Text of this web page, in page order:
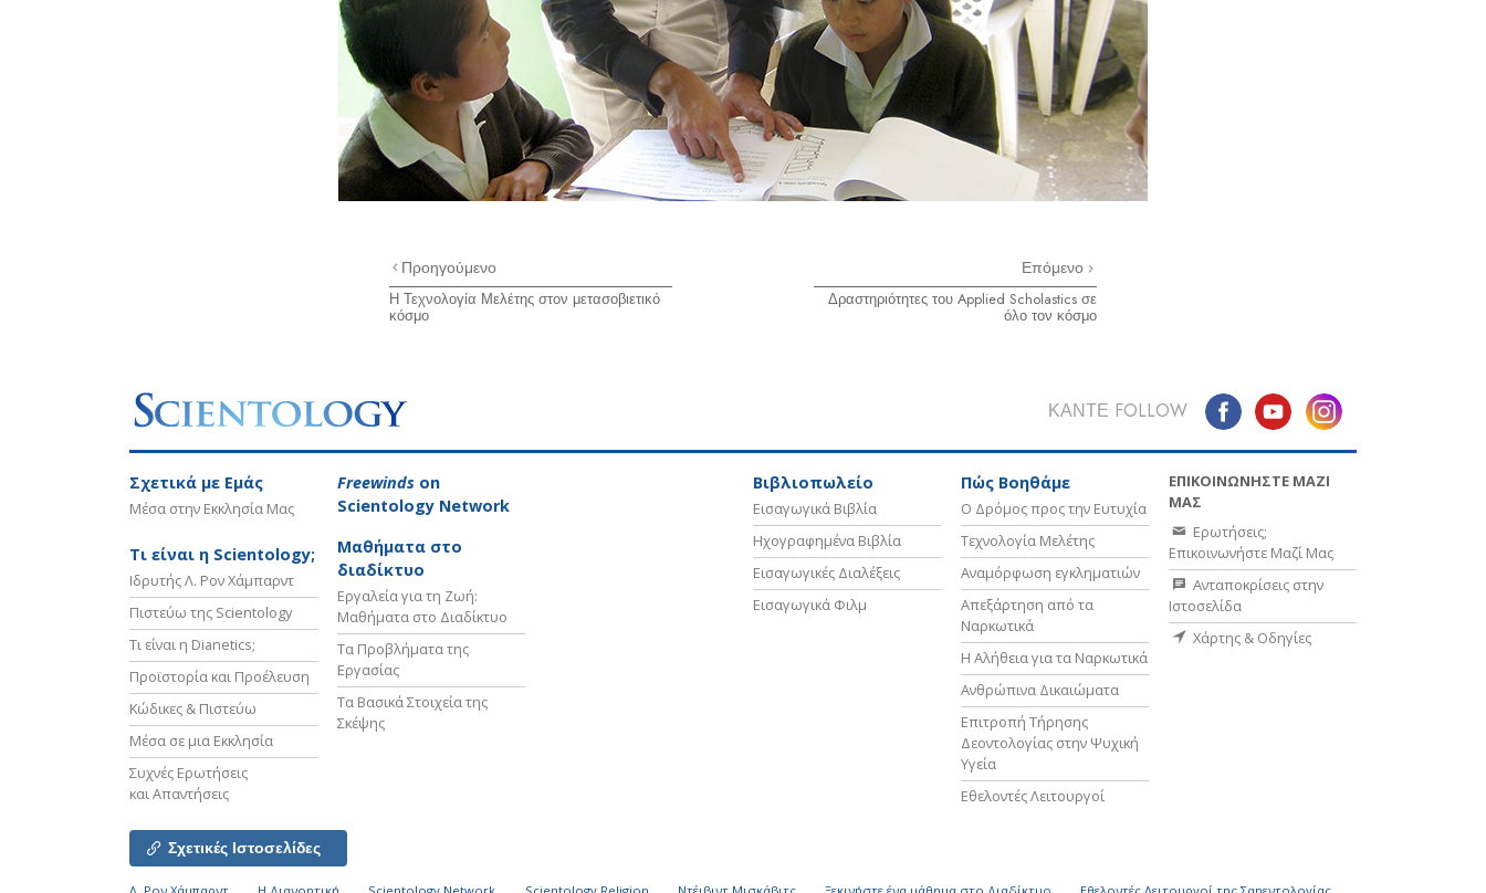
Προηγούμενο
Η Τεχνολογία Μελέτης στον μετασοβιετικό
κόσμο
Επόμενο
Δραστηριότητες του Applied Scholastics σε
όλο τον κόσμο
ΚΑΝΤΕ FOLLOW
Σχετικά µε Εμάς
Μέσα στην Εκκλησία Μας
Τι είναι η Scientology;
Ιδρυτής Λ. Ρον Χάμπαρντ
Πιστεύω της Scientology
Τι είναι η Dianetics;
Προϊστορία και Προέλευση
Κώδικες & Πιστεύω
Μέσα σε μια Εκκλησία
Συχνές Ερωτήσεις
και Απαντήσεις
Freewinds on
Scientology Network
Μαθήματα στο
διαδίκτυο
Εργαλεία για τη Ζωή:
Μαθήματα στο Διαδίκτυο
Τα Προβλήματα της
Εργασίας
Τα Βασικά Στοιχεία της
Σκέψης
Βιβλιοπωλείο
Εισαγωγικά Βιβλία
Ηχογραφημένα Βιβλία
Εισαγωγικές Διαλέξεις
Εισαγωγικά Φιλμ
Πώς Βοηθάμε
Ο Δρόμος προς την Ευτυχία
Τεχνολογία Μελέτης
Αναμόρφωση εγκληματιών
Απεξάρτηση από τα
Ναρκωτικά
Η Αλήθεια για τα Ναρκωτικά
Ανθρώπινα Δικαιώματα
Επιτροπή Τήρησης
Δεοντολογίας στην Ψυχική
Υγεία
Εθελοντές Λειτουργοί
ΕΠΙΚΟΙΝΩΝΗΣΤΕ ΜΑΖΙ
ΜΑΣ
Ερωτήσεις;
Επικοινωνήστε Μαζί Μας
Ανταποκρίσεις στην
Ιστοσελίδα
Χάρτης & Οδηγίες
Σχετικές Ιστοσελίδες